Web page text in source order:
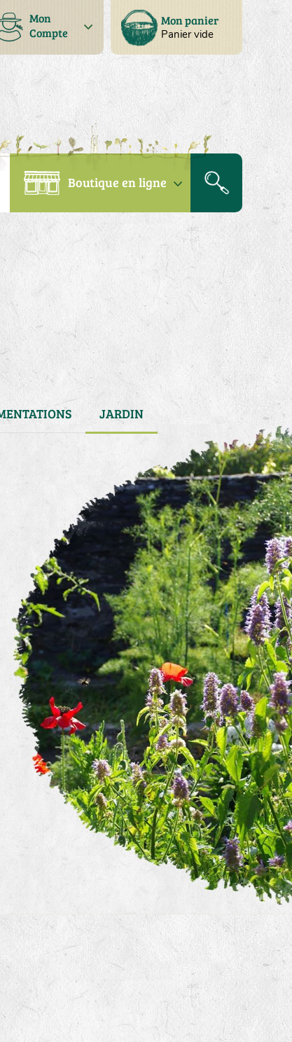
Mon panier
Panier vide
Mon
Compte
Boutique en ligne
JARDIN